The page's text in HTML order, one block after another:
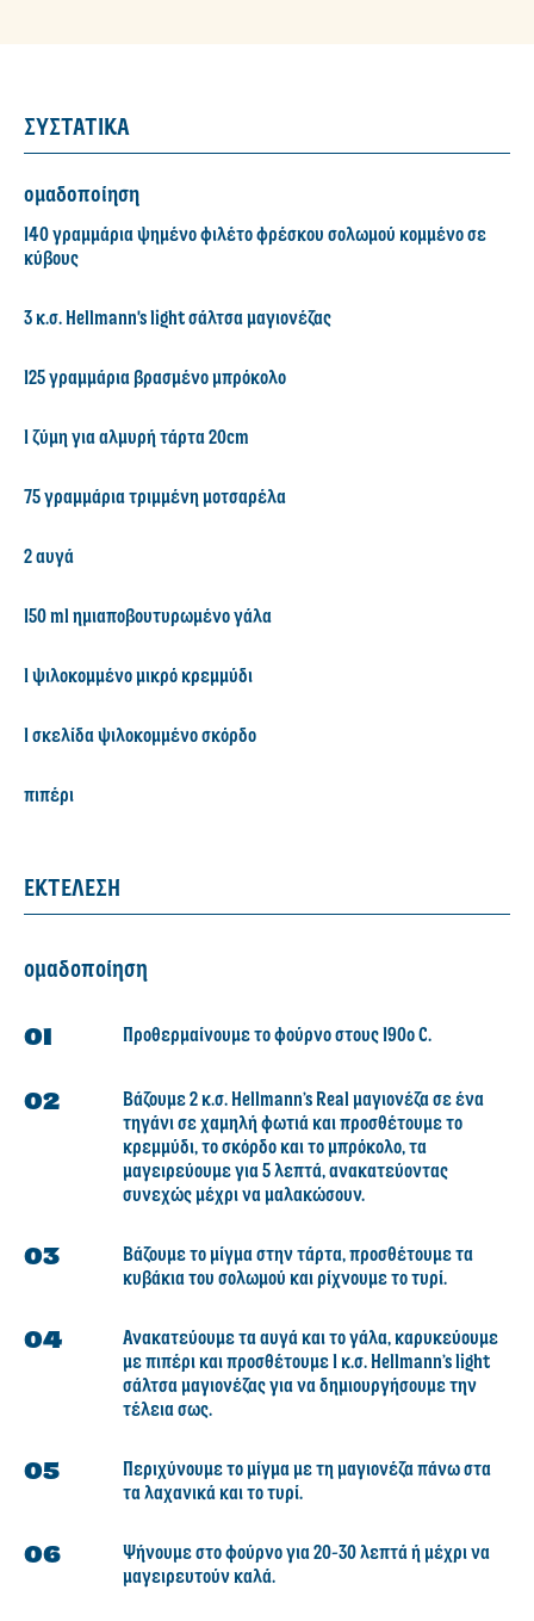
ΣΥΣΤΑΤΙΚΑ
ομαδοποίηση
140 γραμμάρια ψημένο φιλέτο φρέσκου σολωμού κομμένο σε
κύβους
3 κ.σ. Hellmann's light σάλτσα μαγιονέζας
125 γραμμάρια βρασμένο μπρόκολο
1 ζύμη για αλμυρή τάρτα 20cm
75 γραμμάρια τριμμένη μοτσαρέλα
2 αυγά
150 ml ημιαποβουτυρωμένο γάλα
1 ψιλοκομμένο μικρό κρεμμύδι
1 σκελίδα ψιλοκομμένο σκόρδο
πιπέρι
ΕΚΤΕΛΕΣΗ
ομαδοποίηση
Προθερμαίνουμε το φούρνο στους 190ο C.
Βάζουμε 2 κ.σ. Hellmann’s Real μαγιονέζα σε ένα
τηγάνι σε χαμηλή φωτιά και προσθέτουμε το
κρεμμύδι, το σκόρδο και το μπρόκολο, τα
μαγειρεύουμε για 5 λεπτά, ανακατεύοντας
συνεχώς μέχρι να μαλακώσουν.
Βάζουμε το μίγμα στην τάρτα, προσθέτουμε τα
κυβάκια του σολωμού και ρίχνουμε το τυρί.
Ανακατεύουμε τα αυγά και το γάλα, καρυκεύουμε
με πιπέρι και προσθέτουμε 1 κ.σ. Hellmann’s light
σάλτσα μαγιονέζας για να δημιουργήσουμε την
τέλεια σως.
Περιχύνουμε το μίγμα με τη μαγιονέζα πάνω στα
τα λαχανικά και το τυρί.
Ψήνουμε στο φούρνο για 20-30 λεπτά ή μέχρι να
μαγειρευτούν καλά.